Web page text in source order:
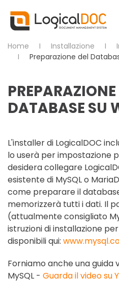
Skip to main content
Home Installazione
Preparazione del
PREPARAZIONE
DATABASE SU
L'installer di LogicalDOC
lo userà per impostazione
desidera collegare
esistente di MySQL o
come preparare il
memorizzerà tutti i dati. Il
(attualmente consigliato
istruzioni di installazione
disponibili qui:
Forniamo anche una guida
MySQL - Guarda il video su